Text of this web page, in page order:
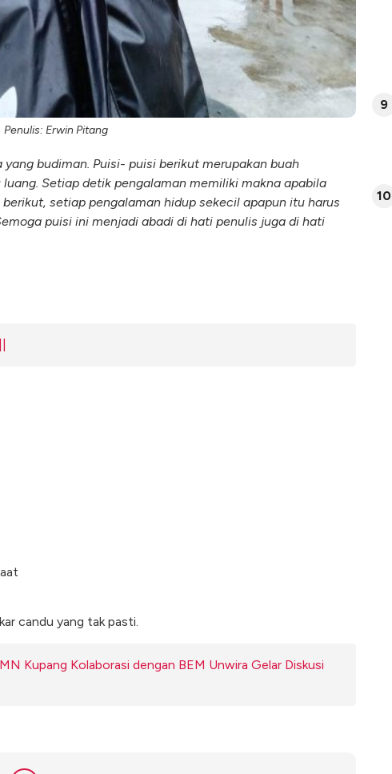
Penulis: Erwin Pitang
yang budiman. Puisi- puisi berikut merupakan buah
Setiap detik pengalaman memiliki makna apabila
setiap pengalaman hidup sekecil apapun itu harus
puisi ini menjadi abadi di hati penulis juga di hati
candu yang tak pasti.
Kupang Kolaborasi dengan BEM Unwira Gelar Diskusi
9
10